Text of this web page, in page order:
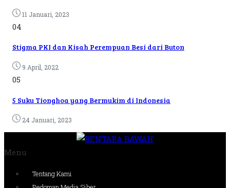
11 Januari, 2023
04
Stigma PKI dan Kisah Perempuan Besi dari Buton
9 April, 2022
05
5 Suku Tionghoa yang Bermukim di Indonesia
24 Januari, 2023
Menu
Tentang Kami